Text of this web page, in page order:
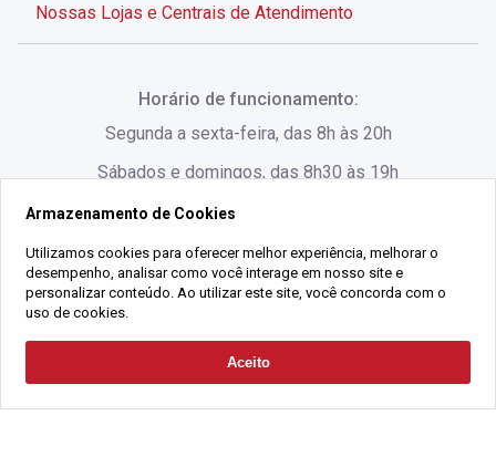
Solicitar Contato
Nossas Lojas e Centrais de Atendimento
Rua Lauro Linhares, 1080 - Trindade, Florianópolis -
SC
(48) 3220-1045
Alameda César Nascimento, 549, Salas 1, 2 e 3 -
Jurerê, - Florianópolis - SC
Horário de funcionamento:
Segunda a sexta-feira, das 8h às 20h
Sábados e domingos, das 8h30 às 19h
2021 Copyright - Gralha Imóveis CRECI 008060/O - Todos os direitos
CNPJ:18.091.083/0001-37
Armazenamento de Cookies
Utilizamos cookies para oferecer melhor experiência, melhorar o
desempenho, analisar como você interage em nosso site e
personalizar conteúdo. Ao utilizar este site, você concorda com o
uso de cookies.
Aceito